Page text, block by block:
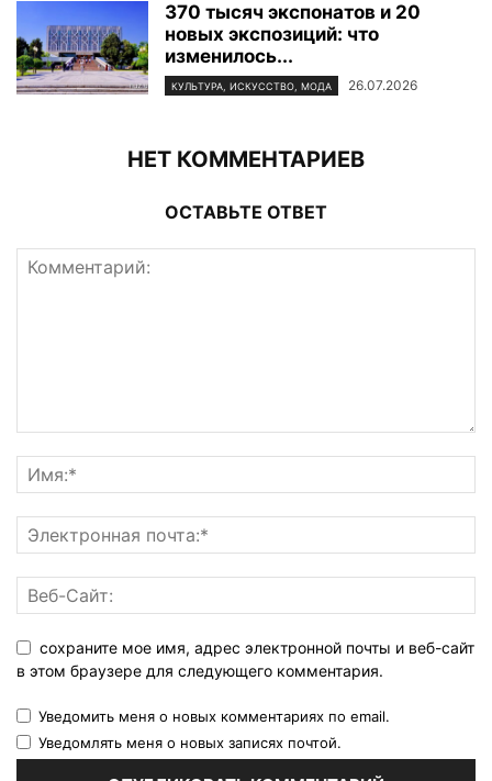
370 тысяч экспонатов и 20
новых экспозиций: что
изменилось...
КУЛЬТУРА, ИСКУССТВО, МОДА 26.07.2026
НЕТ КОММЕНТАРИЕВ
ОСТАВЬТЕ ОТВЕТ
сохраните мое имя, адрес электронной почты и веб-сайт
в этом браузере для следующего комментария.
Уведомить меня о новых комментариях по email.
Уведомлять меня о новых записях почтой.